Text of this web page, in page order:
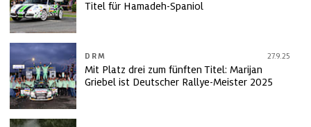
Titel für Hamadeh-Spaniol
DRM 27.9.25
Mit Platz drei zum fünften Titel: Marijan
Griebel ist Deutscher Rallye-Meister 2025